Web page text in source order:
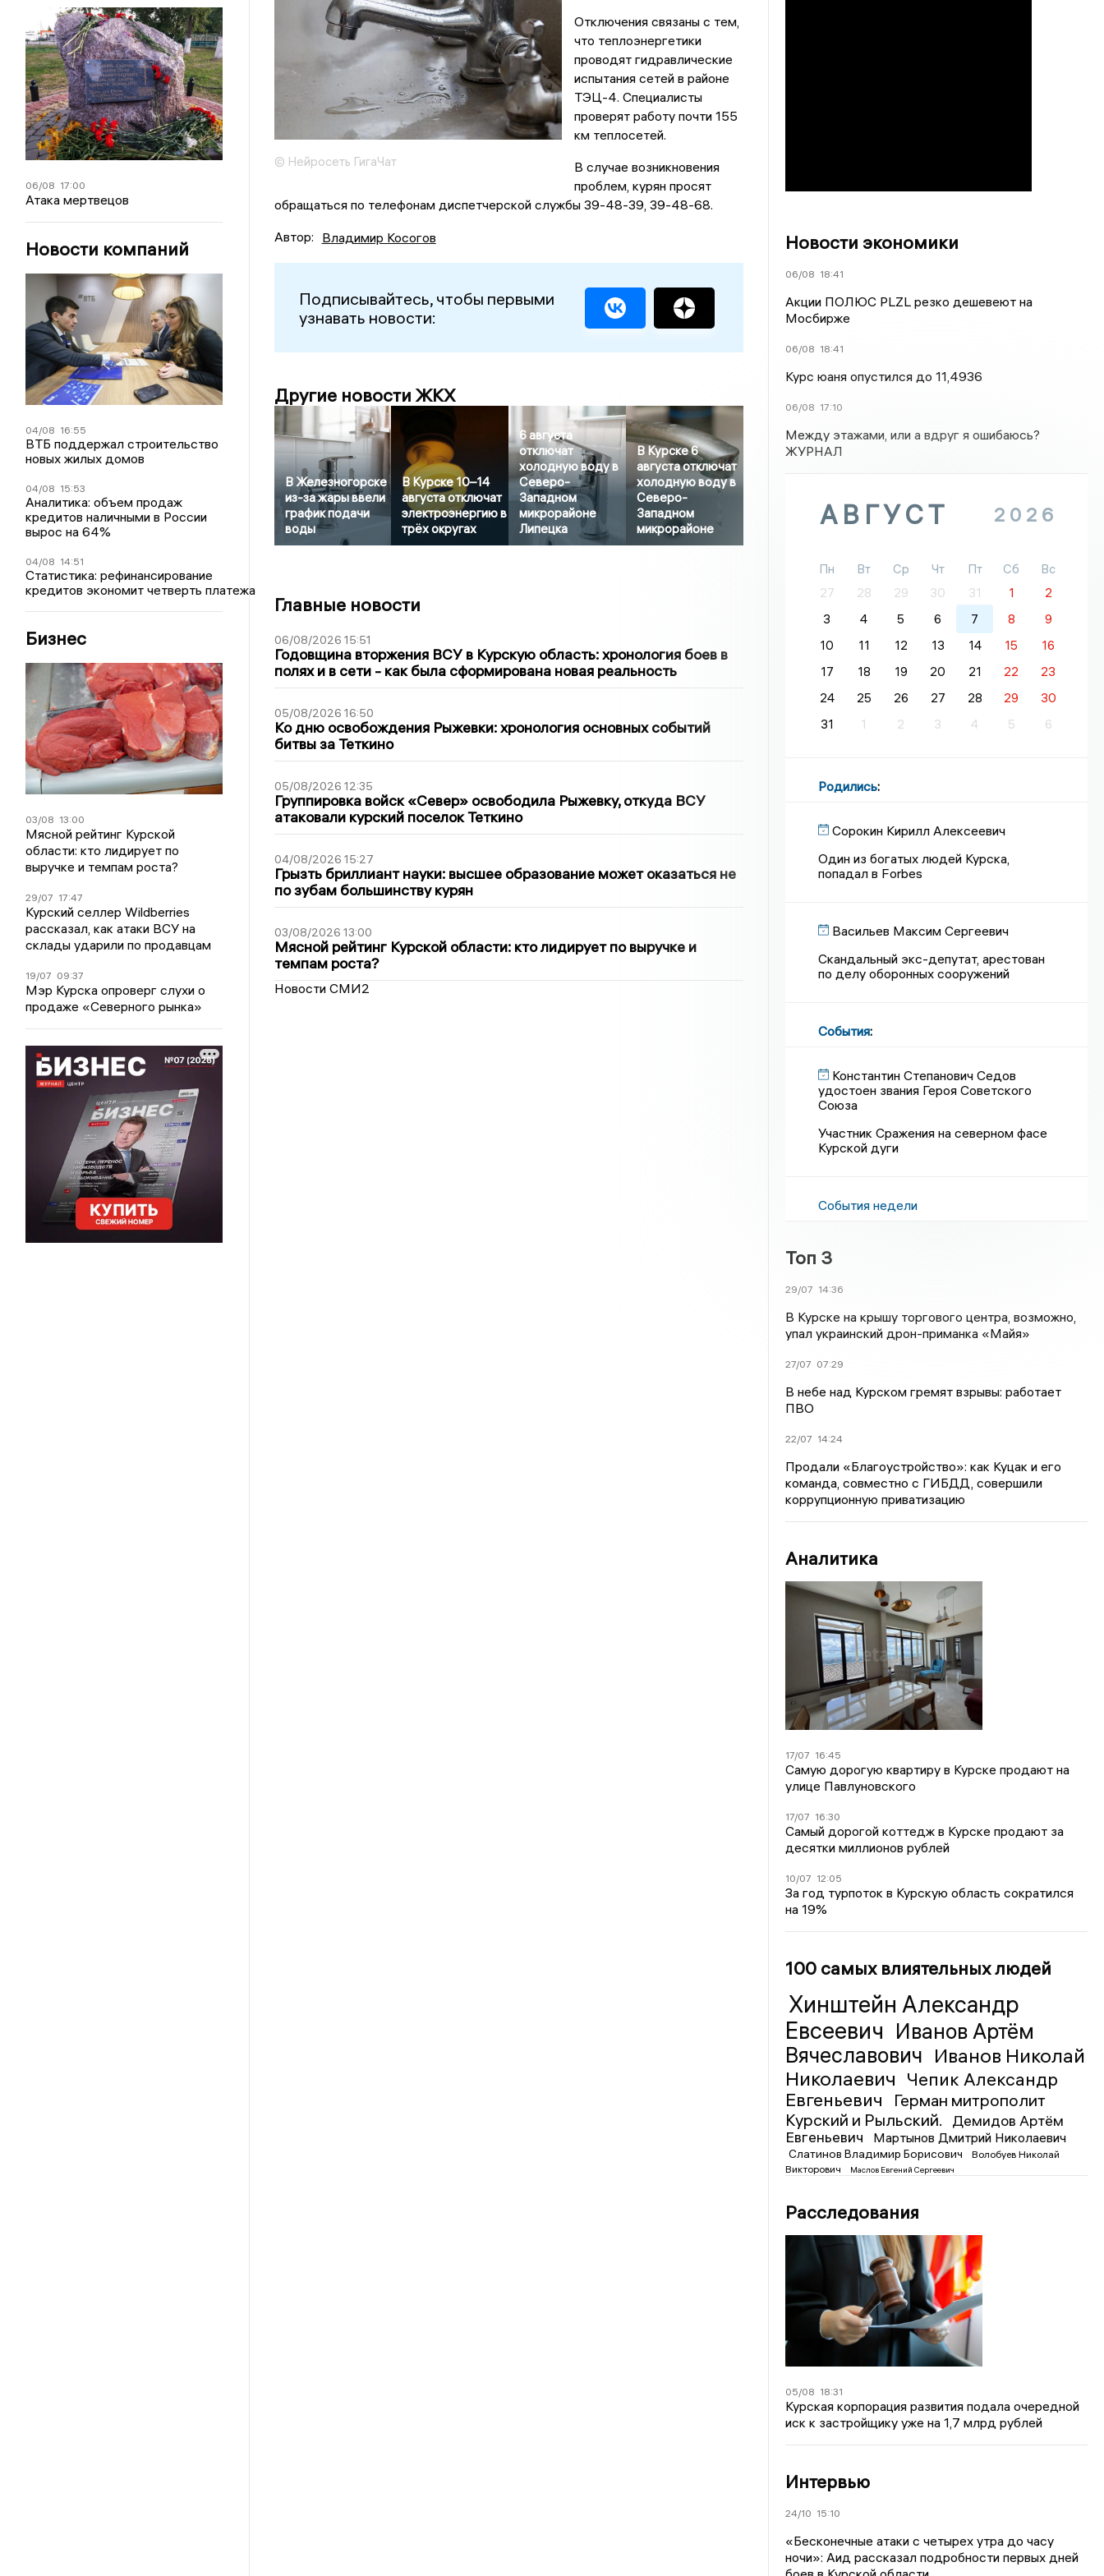
06/08 17:00
Атака мертвецов
Новости компаний
04/08 16:55
ВТБ поддержал строительство
новых жилых домов
04/08 15:53
Аналитика: объем продаж
кредитов наличными в России
вырос на 64%
04/08 14:51
Статистика: рефинансирование
кредитов экономит четверть платежа
Бизнес
03/08 13:00
Мясной рейтинг Курской
области: кто лидирует по
выручке и темпам роста?
29/07 17:47
Курский селлер Wildberries
рассказал, как атаки ВСУ на
склады ударили по продавцам
19/07 09:37
Мэр Курска опроверг слухи о
продаже «Северного рынка»
© Нейросеть ГигаЧат
Отключения связаны с тем,
что теплоэнергетики
проводят гидравлические
испытания сетей в районе
ТЭЦ-4. Специалисты
проверят работу почти 155
км теплосетей.
В случае возникновения
проблем, курян просят
обращаться по телефонам диспетчерской службы 39-48-39, 39-48-68.
Автор: Владимир Косогов
Подписывайтесь, чтобы первыми
узнавать новости:
Другие новости ЖКХ
В Железногорске
из-за жары ввели
график подачи
воды
В Курске 10–14
августа отключат
электроэнергию в
трёх округах
6 августа
отключат
холодную воду в
Северо-
Западном
микрорайоне
Липецка
В Курске 6
августа отключат
холодную воду в
Северо-
Западном
микрорайоне
Главные новости
06/08/2026 15:51
Годовщина вторжения ВСУ в Курскую область: хронология боев в
полях и в сети - как была сформирована новая реальность
05/08/2026 16:50
Ко дню освобождения Рыжевки: хронология основных событий
битвы за Теткино
05/08/2026 12:35
Группировка войск «Север» освободила Рыжевку, откуда ВСУ
атаковали курский поселок Теткино
04/08/2026 15:27
Грызть бриллиант науки: высшее образование может оказаться не
по зубам большинству курян
03/08/2026 13:00
Мясной рейтинг Курской области: кто лидирует по выручке и
темпам роста?
Новости СМИ2
Новости экономики
06/08 18:41
Акции ПОЛЮС PLZL резко дешевеют на
Мосбирже
06/08 18:41
Курс юаня опустился до 11,4936
06/08 17:10
Между этажами, или а вдруг я ошибаюсь?
ЖУРНАЛ
АВГУСТ 2026
Пн Вт Ср Чт Пт Сб
Вс
27
28 29 30 31 1
2
3
4 5 6 7 8
9
10
11 12 13 14 15
16
17
18 19 20 21 22
23
24
25 26 27 28 29
30
31
1 2 3 4 5 6
Родились:
Сорокин Кирилл Алексеевич
Один из богатых людей Курска,
попадал в Forbes
Васильев Максим Сергеевич
Скандальный экс-депутат, арестован
по делу оборонных сооружений
События:
Константин Степанович Седов
удостоен звания Героя Советского
Союза
Участник Сражения на северном фасе
Курской дуги
События недели
Топ 3
29/07 14:36
В Курске на крышу торгового центра, возможно,
упал украинский дрон-приманка «Майя»
27/07 07:29
В небе над Курском гремят взрывы: работает
ПВО
22/07 14:24
Продали «Благоустройство»: как Куцак и его
команда, совместно с ГИБДД, совершили
коррупционную приватизацию
Аналитика
17/07 16:45
Самую дорогую квартиру в Курске продают на
улице Павлуновского
17/07 16:30
Самый дорогой коттедж в Курске продают за
десятки миллионов рублей
10/07 12:05
За год турпоток в Курскую область сократился
на 19%
100 самых влиятельных людей
Хинштейн Александр
Евсеевич Иванов Артём
Вячеславович Иванов Николай
Николаевич Чепик Александр
Евгеньевич
Герман митрополит
Курский и Рыльский.
Демидов Артём
Евгеньевич
Мартынов Дмитрий Николаевич
Слатинов Владимир Борисович
Волобуев Николай
Викторович
Маслов Евгений Сергеевич
Расследования
05/08 18:31
Курская корпорация развития подала очередной
иск к застройщику уже на 1,7 млрд рублей
Интервью
24/10 15:10
«Бесконечные атаки с четырех утра до часу
ночи»: Аид рассказал подробности первых дней